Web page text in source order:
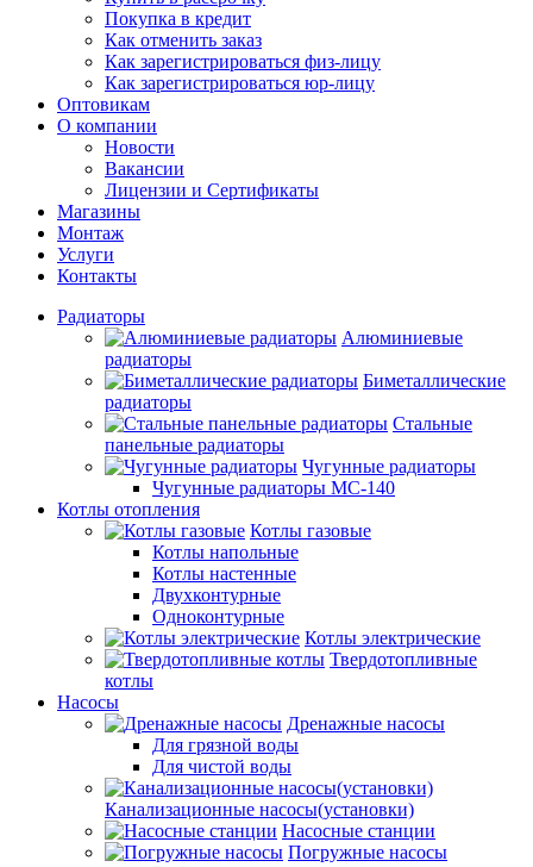
Покупка в кредит
Как отменить заказ
Как зарегистрироваться физ-лицу
Как зарегистрироваться юр-лицу
Оптовикам
О компании
Новости
Вакансии
Лицензии и Сертификаты
Магазины
Монтаж
Услуги
Контакты
Радиаторы
Алюминиевые
радиаторы
Биметаллические
радиаторы
Стальные
панельные радиаторы
Чугунные радиаторы
Чугунные радиаторы МС-140
Котлы отопления
Котлы газовые
Котлы напольные
Котлы настенные
Двухконтурные
Одноконтурные
Котлы электрические
Твердотопливные
котлы
Насосы
Дренажные насосы
Для грязной воды
Для чистой воды
Канализационные насосы(установки)
Насосные станции
Погружные насосы